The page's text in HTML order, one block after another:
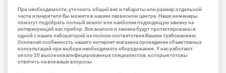
При необходимости, уточнить общий вес и габариты или размер отдельной
части измерителя Вы можете в нашем сервисном центре. Наши инженеры
помогут подобрать полный аналог или наиболее подходящую замену на
интересующий вас прибор. Все аналоги и замена будут протестированы в
одной с наших лабораторий на полное соответствие Вашим требованиям.
Основная особенность нашего интернет магазина проведение объективных
консультаций при выборе необходимого оборудования. У нас работают
около 20 высококвалифицированных специалистов, которые готовы
ответить на все ваши вопросы.